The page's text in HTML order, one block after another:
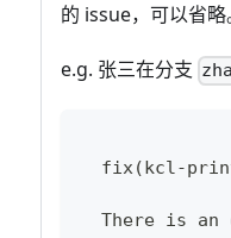
的 issue，可以省略
e.g. 张三在分支
fix(kcl-
There is an